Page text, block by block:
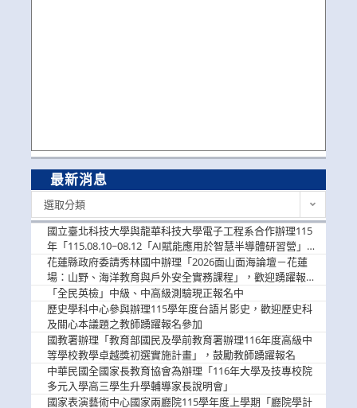
最新消息
選取分類
國立臺北科技大學與龍華科技大學電子工程系合作辦理115
年「115.08.10~08.12「AI賦能應用於智慧半導體研習營」，
歡迎學生踴躍報名參加
花蓮縣政府委請秀林國中辦理「2026面山面海論壇－花蓮
場：山野、海洋教育與戶外安全實務課程」，歡迎踴躍報名
參加
「全民英檢」中級、中高級測驗現正報名中
歷史學科中心參與辦理115學年度台語片影史，歡迎歷史科
及關心本議題之教師踴躍報名參加
國教署辦理「教育部國民及學前教育署辦理116年度高級中
等學校教學卓越獎初選實施計畫」，鼓勵教師踴躍報名
中華民國全國家長教育協會為辦理「116年大學及技專校院
多元入學高三學生升學輔導家長說明會」
國家表演藝術中心國家兩廳院115學年度上學期「廳院學計